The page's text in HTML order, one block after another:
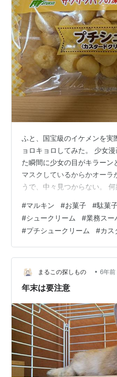
ふと、国宝級のイケメンを実
ョロキョロしてみた。 少女
た瞬間に少女の目がキラーン
マスクしているからかオーラ
うで、中々見つからない。
ばかり。 何度心の中で「違う
したんだろう。 疲れてしまっ
した。 今夜のおやつ マルキ
クリーム』です。 業務スー
って税抜き128円だったと思
いお菓子は令和では珍しい。 …
#マルキン #お菓子 #駄菓
#シュークリーム #業務スー
#プチシュークリーム #カス
まるこの探しもの • 6年前
年末は要注意